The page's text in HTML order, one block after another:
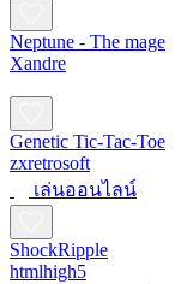
Neptune - The mage
Xandre
Genetic Tic-Tac-Toe
zxretrosoft
เล่นออนไลน์
ShockRipple
htmlhigh5